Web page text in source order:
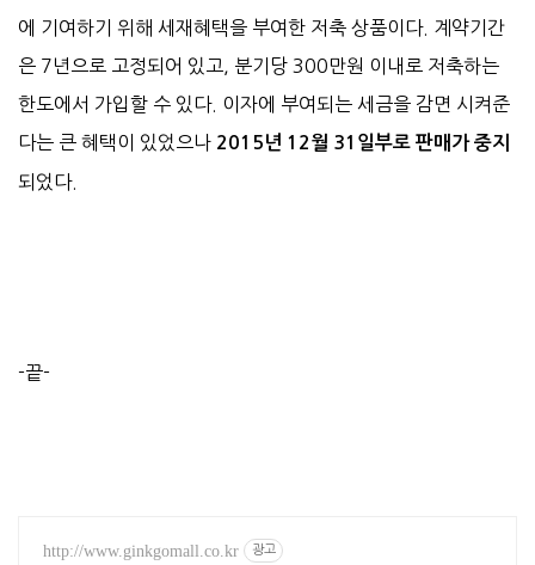
에 기여하기 위해 세재혜택을 부여한 저축 상품이다. 계약기간
은 7년으로 고정되어 있고, 분기당 300만원 이내로 저축하는
한도에서 가입할 수 있다. 이자에 부여되는 세금을 감면 시켜준
다는 큰 혜택이 있었으나 2015년 12월 31일부로 판매가 중지
되었다.
-끝-
http://www.ginkgomall.co.kr 광고